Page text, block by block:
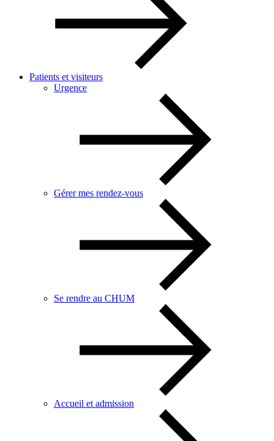
Patients et visiteurs
Urgence
Gérer mes rendez-vous
Se rendre au CHUM
Accueil et admission